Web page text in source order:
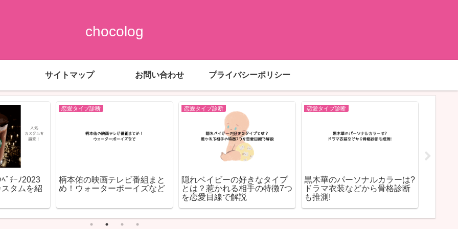
chocolog
サイトマップ お問い合わせ プライバシーポリシー
ﾟﾁｰﾉ2023
タムを紹
恋愛タイプ診断
柄本佑の映画テレビ番組まと
め！ウォーターボーイズなど
恋愛タイプ診断
隠れベイビーの好きなタイプ
とは？惹かれる相手の特徴7つ
を恋愛目線で解説
恋愛タイプ診断
黒木華のパーソナルカラーは?
ドラマ衣装などから骨格診断
も推測!